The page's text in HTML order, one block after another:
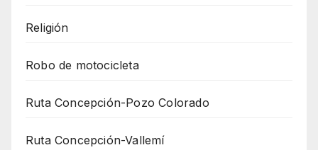
Religión
Robo de motocicleta
Ruta Concepción-Pozo Colorado
Ruta Concepción-Vallemí